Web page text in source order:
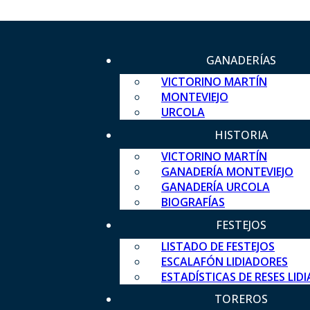
GANADERÍAS
VICTORINO MARTÍN
MONTEVIEJO
URCOLA
HISTORIA
VICTORINO MARTÍN
GANADERÍA MONTEVIEJO
GANADERÍA URCOLA
BIOGRAFÍAS
FESTEJOS
LISTADO DE FESTEJOS
ESCALAFÓN LIDIADORES
ESTADÍSTICAS DE RESES
TOREROS